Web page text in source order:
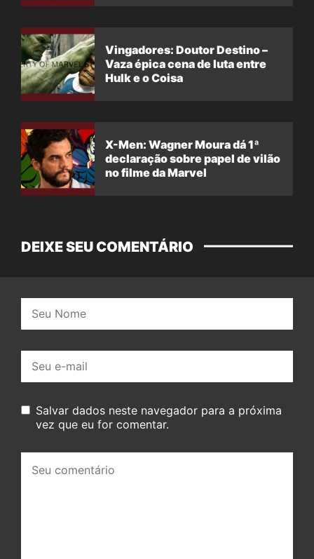
Vingadores: Doutor Destino –
Vaza épica cena de luta entre
Hulk e o Coisa
X-Men: Wagner Moura dá 1ª
declaração sobre papel de vilão
no filme da Marvel
DEIXE SEU COMENTÁRIO
mail:
Salvar dados neste navegador para a próxima
vez que eu for comentar.
comentário: